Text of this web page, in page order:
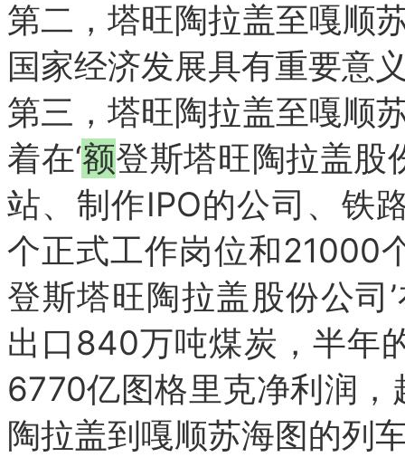
第二，塔旺陶拉盖至嘎顺
国家经济发展具有重要意
第三，塔旺陶拉盖至嘎顺
着在‘额登斯塔旺陶拉盖股
站、制作IPO的公司、铁
个正式工作岗位和21000
登斯塔旺陶拉盖股份公司
出口840万吨煤炭，半年
6770亿图格里克净利润，
陶拉盖到嘎顺苏海图的列